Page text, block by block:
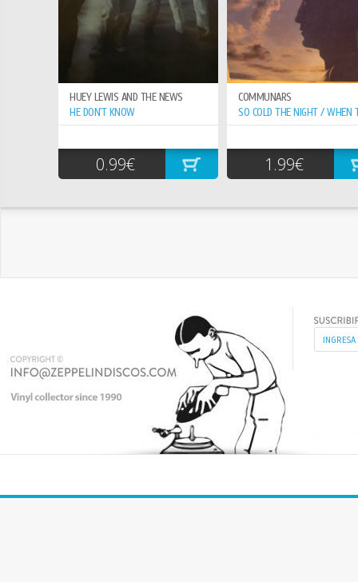
EDICION ORIGINAL DESPUES DE MAS DE 50 AÑOS !!
HUEY LEWIS AND THE NEWS
HE DON`T KNOW
0.99€
COMMUNARS
1.99€